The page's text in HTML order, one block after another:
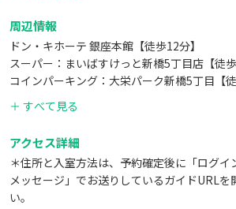
平皿（大）×12
深皿×10
カトラリーセット×12
▼エレベーター
（階段で2階まで上がってください。）
▼消耗品
トイレットペーパー
周辺情報
ドン・キホーテ 銀座本館【徒歩12分】
スーパー：まいばすけっと新橋5丁目店【徒歩
コインパーキング：大栄パーク新橋5丁目【徒
コンビニ：ファミリーマート新橋5丁目店【徒
＋ すべて見る
アクセス詳細
＊住所と入室方法は、予約確定後に「ログ
メッセージ」でお送りしているガイドURLを
い。